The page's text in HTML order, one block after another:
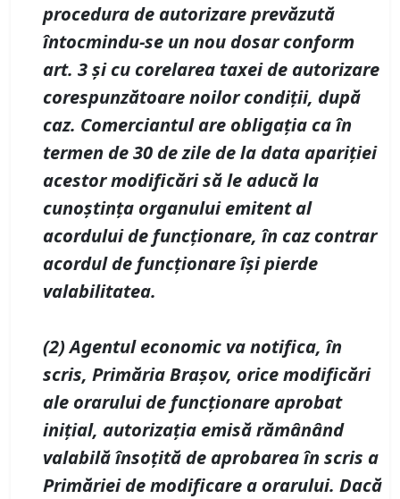
procedura de autorizare prevăzută
întocmindu-se un nou dosar conform
art. 3 şi cu corelarea taxei de autorizare
corespunzătoare noilor condiţii, după
caz. Comerciantul are obligația ca în
termen de 30 de zile de la data apariției
acestor modificări să le aducă la
cunoștința organului emitent al
acordului de funcționare, în caz contrar
acordul de funcționare își pierde
valabilitatea.
(2)Agentul economic va notifica, în
scris, Primăria Braşov, orice modificări
ale orarului de funcţionare aprobat
iniţial, autorizaţia emisă rămânând
valabilă însoţită de aprobarea în scris a
Primăriei de modificare a orarului. Dacă